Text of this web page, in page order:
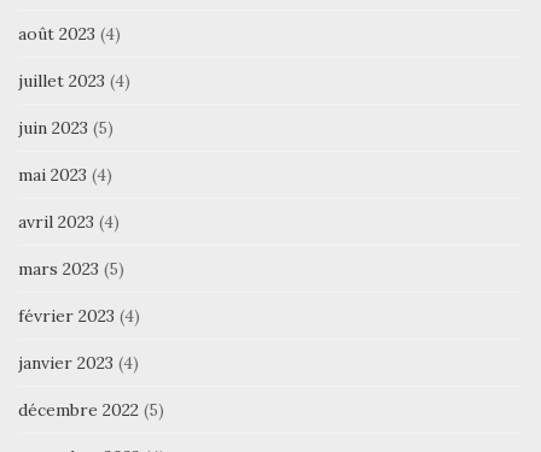
août 2023 (4)
juillet 2023 (4)
juin 2023 (5)
mai 2023 (4)
avril 2023 (4)
mars 2023 (5)
février 2023 (4)
janvier 2023 (4)
décembre 2022 (5)